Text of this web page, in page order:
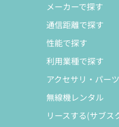
メーカーで探す
通信距離で探す
性能で探す
利用業種で探す
アクセサリ・パーツ
無線機レンタル
リースする(サブス